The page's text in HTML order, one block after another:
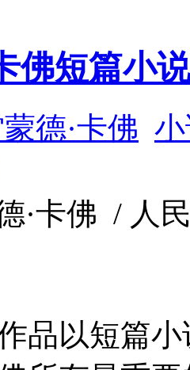
佛短篇小
德·卡佛
·卡佛 / 人
品以短篇